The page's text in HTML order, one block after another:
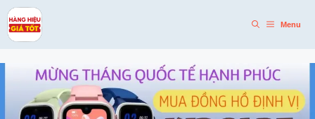
Skip
to
content
Menu